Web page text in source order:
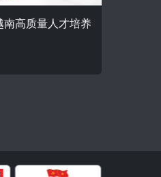
南高质量人才培养